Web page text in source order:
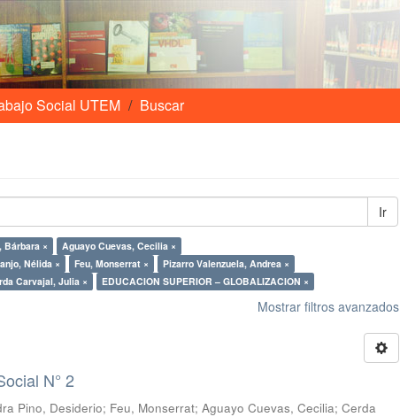
Social UTEM Buscar
Ir
Bárbara ×
Aguayo Cuevas, Cecilia ×
Nélida × Feu, Monserrat ×
Pizarro Valenzuela, Andrea ×
Carvajal, Julia × EDUCACION SUPERIOR – GLOBALIZACION ×
Mostrar filtros avanzados
N° 2
Pino, Desiderio; Feu, Monserrat;Aguayo Cuevas, Cecilia;Cerda